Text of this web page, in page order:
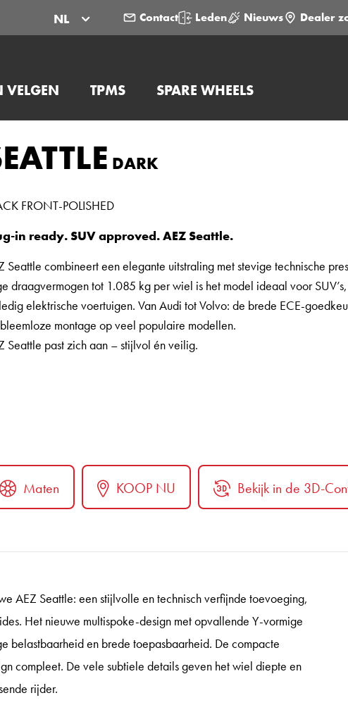
NL Contact Leden Nieuws Dealer
VELGEN TPMS SPARE WHEELS
DARK
FRONT-POLISHED
in ready. SUV approved. AEZ Seattle.
Seattle combineert een elegante uitstraling met stevige technische
draagvermogen tot 1.085 kg per wiel is het model ideaal voor SUV’s,
elektrische voertuigen. Van Audi tot Volvo: de brede ECE-
montage op veel populaire modellen.
Seattle past zich aan – stijlvol én veilig.
Maten KOOP NU Bekijk in de 3D-
AEZ Seattle: een stijlvolle en technisch verfijnde toevoeging,
Het nieuwe multispoke-design met opvallende Y-vormige
belastbaarheid en brede toepasbaarheid. De compacte
compleet. De vele subtiele details geven het wiel diepte en
rijder.